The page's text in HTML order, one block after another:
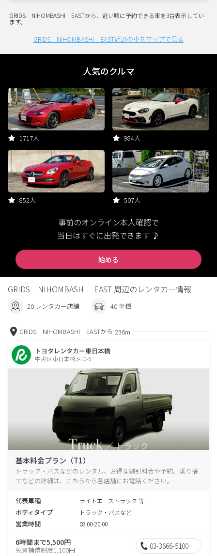
GRIDS NIHOMBASHI EASTから、近い順に予約できる車を3台表示してい
ます。
GRIDS NIHOMBASHI EAST近辺の車をマップで見る
人気のクルマ
1717人 984人
852人 507人
事前のオンライン本人確認で
当日はすぐに出発できます ♪
始める
GRIDS NIHOMBASHI EAST 周辺のレンタカー情報
20 レンタカー店舗 40 車種
GRIDS NIHOMBASHI EASTから 236m
トヨタレンタカー東日本橋
中央区東日本橋3-10-6
基本料金プラン（T1）
トラック・バスなどのレンタル、お得な割引料金や予約、乗り捨
てなどの詳細は、こちらから各店舗にお電話ください。
代表車種 ライトエーストラック 等
ボディタイプ トラック・バスなど
営業時間 08:00-20:00
6時間まで5,500円
免責補償制度1,100円 03-3666-5100